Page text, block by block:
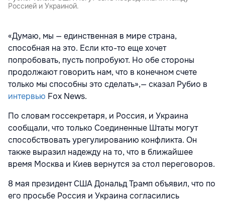
Россией и Украиной.
«Думаю, мы — единственная в мире страна,
способная на это. Если кто-то еще хочет
попробовать, пусть попробуют. Но обе стороны
продолжают говорить нам, что в конечном счете
только мы способны это сделать»,— сказал Рубио в
интервью Fox News.
По словам госсекретаря, и Россия, и Украина
сообщали, что только Соединенные Штаты могут
способствовать урегулированию конфликта. Он
также выразил надежду на то, что в ближайшее
время Москва и Киев вернутся за стол переговоров.
8 мая президент США Дональд Трамп объявил, что по
его просьбе Россия и Украина согласились